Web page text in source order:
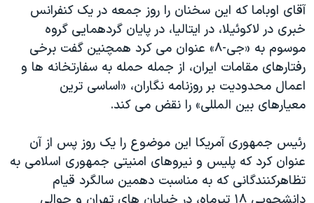
قانون شفافیت دارائی کادر رهبری ایران
اعتراضات مردمی آبان ۹۸
اسرائیل در جنگ
نرگس محمدی برنده جایزه نوبل صلح
صفحه‌های ویژه
سفر پرزیدنت ترامپ به چین
آقای اوباما که این سخنان را روز جمعه در یک کنفرانس
خبری در لاکوئیلا، در ایتالیا، در پایان گردهمایی گروه
موسوم به «جی-۸» عنوان می کرد همچنین گفت برخی
رفتارهای مقامات ایران، از جمله حمله به سفارتخانه ها و
اعمال محدودیت بر روزنامه نگاران، «اساسی ترین
معیارهای بین المللی» را نقض می کند.
رئیس جمهوری آمریکا این موضوع را یک روز پس از آن
عنوان کرد که پلیس و نیروهای امنیتی جمهوری اسلامی به
تظاهرکنندگانی که به مناسبت دهمین سالگرد قیام